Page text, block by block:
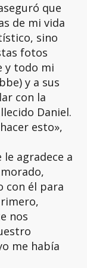
que
de mi vida
sino
fotos
y todo mi
y a sus
con la
Daniel.
esto»,
agradece a
con él para
nos
me había